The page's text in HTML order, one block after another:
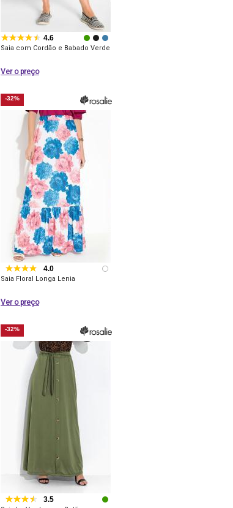
4.6
Saia com Cordão e Babado Verde
Ver o preço
-32%
4.0
Saia Floral Longa Lenia
Ver o preço
-32%
3.5